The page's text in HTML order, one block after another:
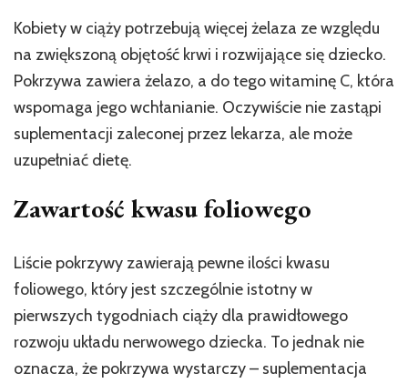
Kobiety w ciąży potrzebują więcej żelaza ze względu
na zwiększoną objętość krwi i rozwijające się dziecko.
Pokrzywa zawiera żelazo, a do tego witaminę C, która
wspomaga jego wchłanianie. Oczywiście nie zastąpi
suplementacji zaleconej przez lekarza, ale może
uzupełniać dietę.
Zawartość kwasu foliowego
Liście pokrzywy zawierają pewne ilości kwasu
foliowego, który jest szczególnie istotny w
pierwszych tygodniach ciąży dla prawidłowego
rozwoju układu nerwowego dziecka. To jednak nie
oznacza, że pokrzywa wystarczy – suplementacja